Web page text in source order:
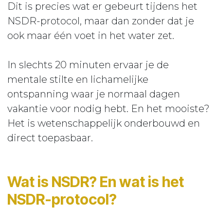
Dit is precies wat er gebeurt tijdens het
NSDR-protocol, maar dan zonder dat je
ook maar één voet in het water zet.
In slechts 20 minuten ervaar je de
mentale stilte en lichamelijke
ontspanning waar je normaal dagen
vakantie voor nodig hebt. En het mooiste?
Het is wetenschappelijk onderbouwd en
direct toepasbaar.
Wat is NSDR? En wat is het
NSDR-protocol?